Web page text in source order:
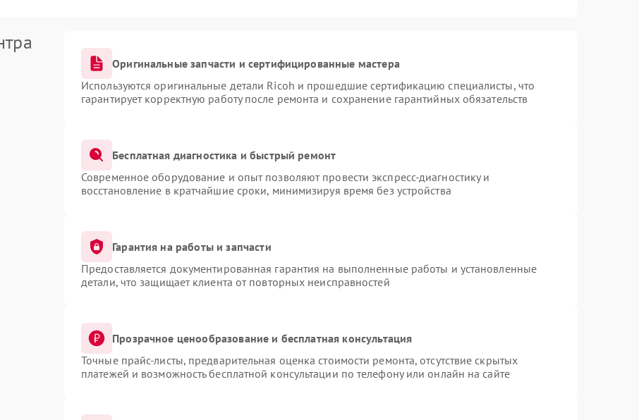
Оригинальные запчасти и сертифицированные мастера
Используются оригинальные детали Ricoh и прошедшие сертификацию специалисты, что
гарантирует корректную работу после ремонта и сохранение гарантийных обязательств
Бесплатная диагностика и быстрый ремонт
Современное оборудование и опыт позволяют провести экспресс-диагностику и
восстановление в кратчайшие сроки, минимизируя время без устройства
Гарантия на работы и запчасти
Предоставляется документированная гарантия на выполненные работы и установленные
детали, что защищает клиента от повторных неисправностей
Прозрачное ценообразование и бесплатная консультация
Точные прайс-листы, предварительная оценка стоимости ремонта, отсутствие скрытых
платежей и возможность бесплатной консультации по телефону или онлайн на сайте